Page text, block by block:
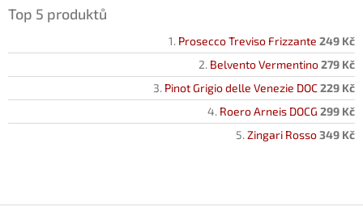
Top 5 produktů
Prosecco Treviso Frizzante 249 Kč
Belvento Vermentino279 Kč
Pinot Grigio delle Venezie DOC229 Kč
Roero Arneis DOCG 299 Kč
Zingari Rosso349 Kč